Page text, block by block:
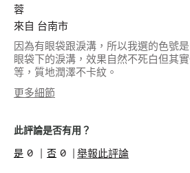
蓉
來自 台南市
因為有眼袋跟淚溝，所以我選的色號
眼袋下的淚溝，效果自然不死白但其
等，質地潤澤不卡紋。
更多細節
肌膚色調
肌膚問題
此評論是否有用？
0 0 舉報此評論